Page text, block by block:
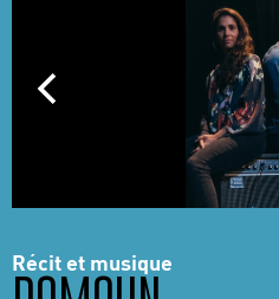
Récit et musique